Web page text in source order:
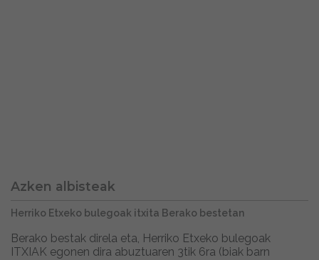
Azken albisteak
Herriko Etxeko bulegoak itxita Berako bestetan
Berako bestak direla eta, Herriko Etxeko bulegoak
ITXIAK egonen dira abuztuaren 3tik 6ra (biak barn